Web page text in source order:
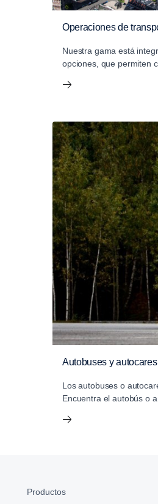
Operaciones de
Nuestra gama está
opciones, que permiten
Autobuses y
Los autobuses o
Encuentra el autobús o
Productos